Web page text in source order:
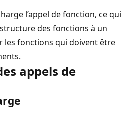
l’appel de fonction, ce qui
des fonctions à un
les fonctions qui doivent être
appels de